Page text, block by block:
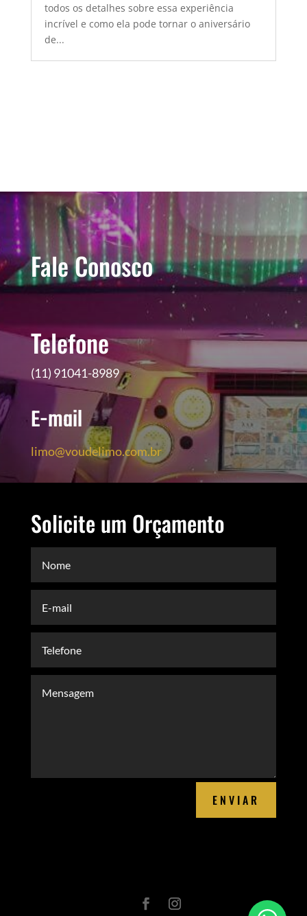
todos os detalhes sobre essa experiência
incrível e como ela pode tornar o aniversário
de...
Fale Conosco
Telefone
(11) 91041-8989
E-mail
limo@voudelimo.com.br
Solicite um Orçamento
ENVIAR